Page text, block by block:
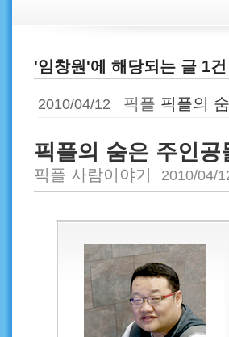
'임창원'에 해당되는 글 1건
2010/04/12 픽플 픽플의
픽플의 숨은 주인
픽플 사람이야기 2010/04/